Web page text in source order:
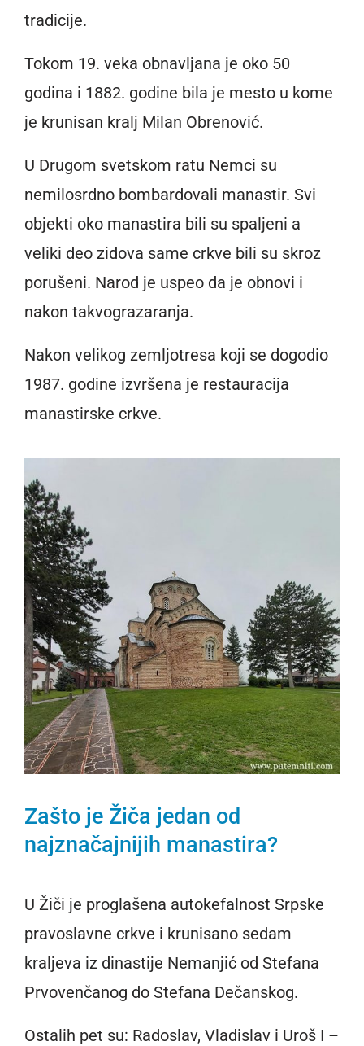
tradicije.
Tokom 19. veka obnavljana je oko 50
godina i 1882. godine bila je mesto u kome
je krunisan kralj Milan Obrenović.
U Drugom svetskom ratu Nemci su
nemilosrdno bombardovali manastir. Svi
objekti oko manastira bili su spaljeni a
veliki deo zidova same crkve bili su skroz
porušeni. Narod je uspeo da je obnovi i
nakon takvograzaranja.
Nakon velikog zemljotresa koji se dogodio
1987. godine izvršena je restauracija
manastirske crkve.
Zašto je Žiča jedan od
najznačajnijih manastira?
U Žiči je proglašena autokefalnost Srpske
pravoslavne crkve i krunisano sedam
kraljeva iz dinastije Nemanjić od Stefana
Prvovenčanog do Stefana Dečanskog.
Ostalih pet su: Radoslav, Vladislav i Uroš I –